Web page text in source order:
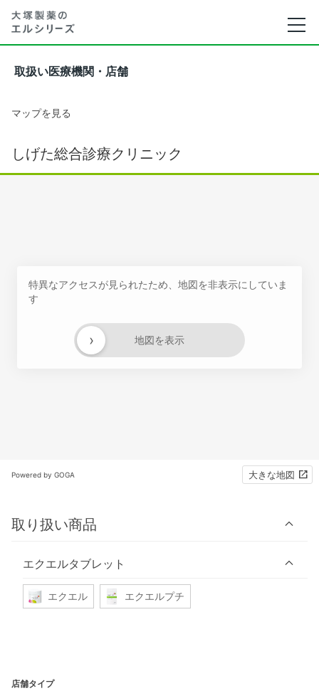
取扱い医療機関・店舗
マップを見る
しげた総合診療クリニック
特異なアクセスが見られたため、地図を非表示にしていま
す
地図を表示
›
Powered by GOGA 大きな地図
取り扱い商品
エクエルタブレット
エクエル エクエルプチ
店舗タイプ